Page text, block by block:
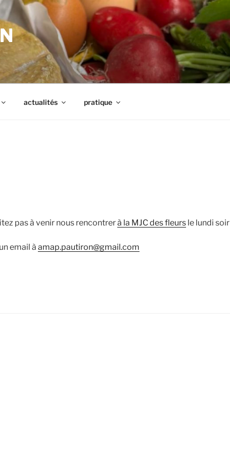
actualités pratique
pas à venir nous rencontrerà la MJC des fleurs le lundi soir
email à amap.pautiron@gmail.com